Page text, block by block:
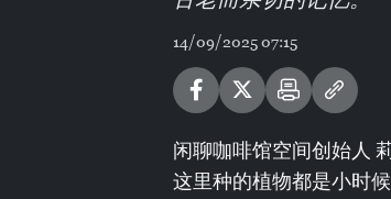
14/09/2025 07:15
闲聊咖啡馆空间创始人
这里种的植物都是小时